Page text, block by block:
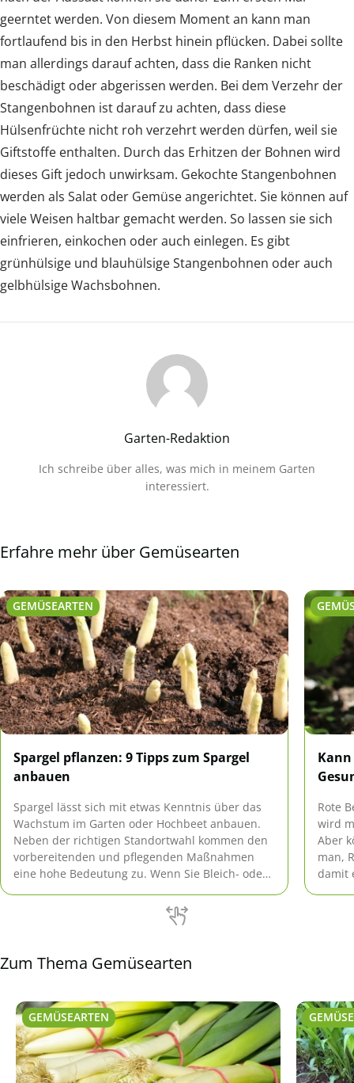
geerntet werden. Von diesem Moment an kann man
fortlaufend bis in den Herbst hinein pflücken. Dabei sollte
man allerdings darauf achten, dass die Ranken nicht
beschädigt oder abgerissen werden. Bei dem Verzehr der
Stangenbohnen ist darauf zu achten, dass diese
Hülsenfrüchte nicht roh verzehrt werden dürfen, weil sie
Giftstoffe enthalten. Durch das Erhitzen der Bohnen wird
dieses Gift jedoch unwirksam. Gekochte Stangenbohnen
werden als Salat oder Gemüse angerichtet. Sie können auf
viele Weisen haltbar gemacht werden. So lassen sie sich
einfrieren, einkochen oder auch einlegen. Es gibt
grünhülsige und blauhülsige Stangenbohnen oder auch
gelbhülsige Wachsbohnen.
Garten-Redaktion
Ich schreibe über alles, was mich in meinem Garten
interessiert.
Erfahre mehr über Gemüsearten
GEMÜSEARTEN
Spargel pflanzen: 9 Tipps zum Spargel
anbauen
Spargel lässt sich mit etwas Kenntnis über das
Wachstum im Garten oder Hochbeet anbauen.
Neben der richtigen Standortwahl kommen den
vorbereitenden und pflegenden Maßnahmen
eine hohe Bedeutung zu. Wenn Sie Bleich- oder
sich die Vorgehensweise geringfügig.
Rote
wird
Aber
man,
damit
Zum Thema Gemüsearten
GEMÜSEARTEN